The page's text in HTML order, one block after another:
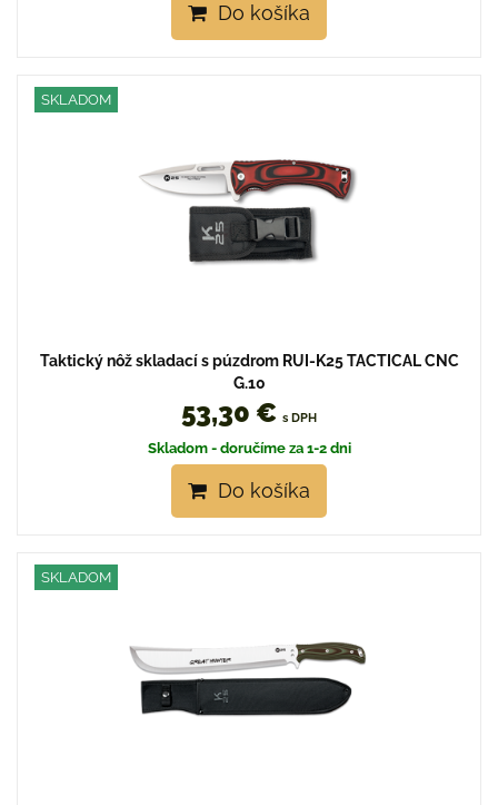
Do košíka
SKLADOM
Taktický nôž skladací s púzdrom RUI-K25 TACTICAL CNC
G.10
53,30 € s DPH
Skladom - doručíme za 1-2 dni
Do košíka
SKLADOM